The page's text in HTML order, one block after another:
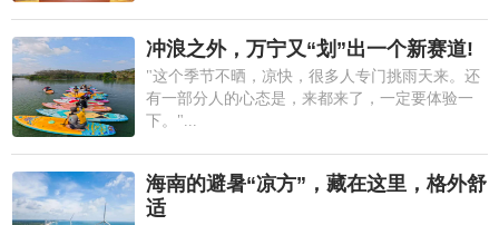
冲浪之外，万宁又“划”出一个新赛道!
"这个季节不晒，凉快，很多人专门挑雨天来。还
有一部分人的心态是，来都来了，一定要体验一
下。"...
海南的避暑“凉方”，藏在这里，格外舒
适